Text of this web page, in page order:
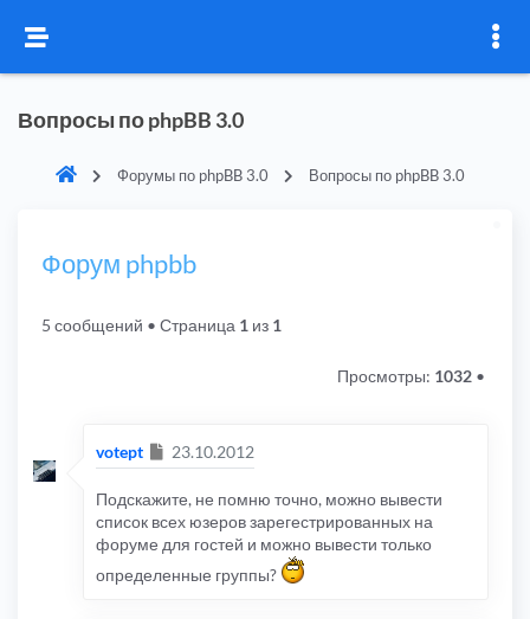
Вопросы по phpBB 3.0
Форумы по phpBB 3.0 Вопросы по phpBB 3.0
Форум phpbb
5 сообщений • Страница 1 из 1
Просмотры: 1032 •
votept Сообщение
23.10.2012
Подскажите, не помню точно, можно вывести
список всех юзеров зарегестрированных на
форуме для гостей и можно вывести только
определенные группы?